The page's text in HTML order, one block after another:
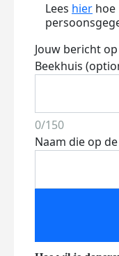
Lees hier hoe
Jouw bericht
Beekhuis
0/150
Naam die op